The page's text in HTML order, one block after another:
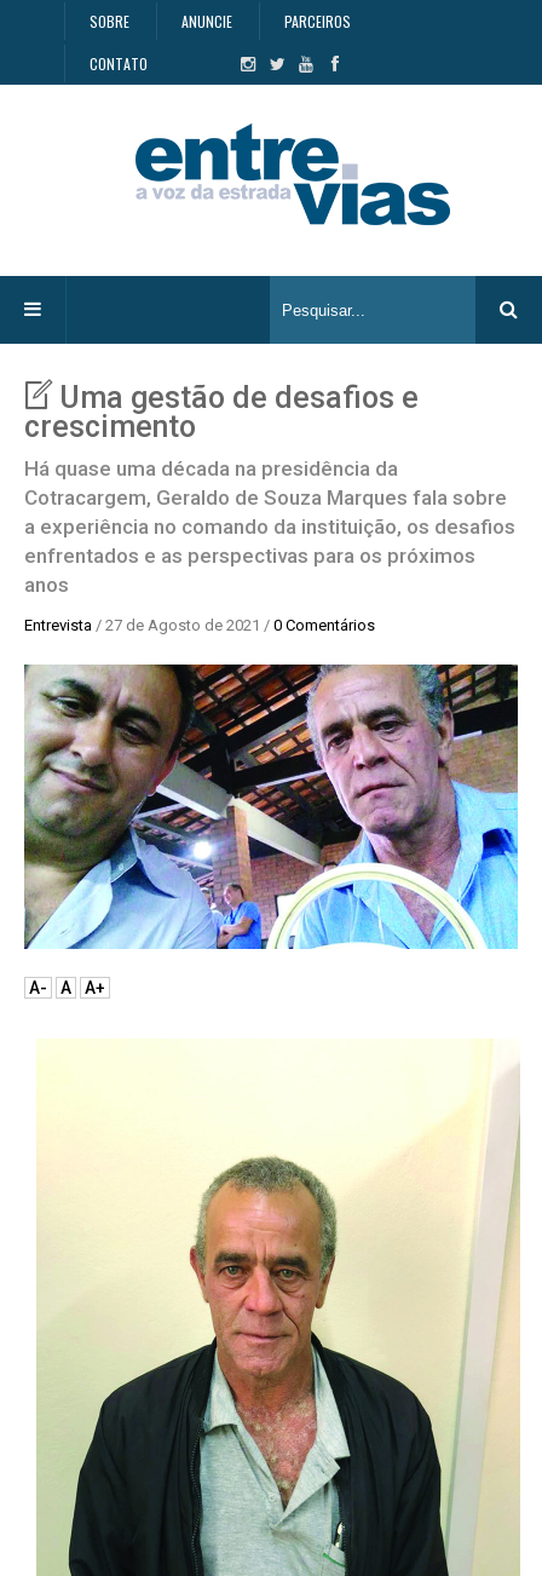
SOBRE ANUNCIE PARCEIROS
CONTATO
Uma gestão de desafios e
crescimento
Há quase uma década na presidência da
Cotracargem, Geraldo de Souza Marques fala sobre
a experiência no comando da instituição, os desafios
enfrentados e as perspectivas para os próximos
anos
Entrevista / 27 de Agosto de 2021 / 0 Comentários
A- A A+